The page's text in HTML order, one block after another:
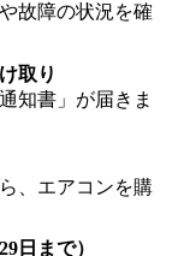
故障の状況を確
取り
知書」が届きま
、エアコンを購
日まで）